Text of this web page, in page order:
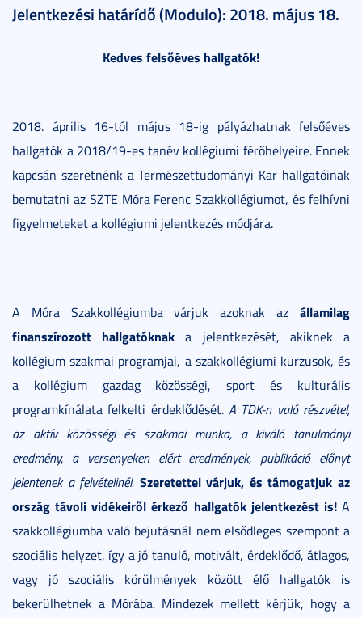
Jelentkezési határídő (Modulo): 2018. május 18.
Kedves felsőéves hallgatók!
2018. április 16-tól május 18-ig pályázhatnak felsőéves
hallgatók a 2018/19-es tanév kollégiumi férőhelyeire. Ennek
kapcsán szeretnénk a Természettudományi Kar hallgatóinak
bemutatni az SZTE Móra Ferenc Szakkollégiumot, és felhívni
figyelmeteket a kollégiumi jelentkezés módjára.
A Móra Szakkollégiumba várjuk azoknak az államilag
finanszírozott hallgatóknak a jelentkezését, akiknek a
kollégium szakmai programjai, a szakkollégiumi kurzusok, és
a kollégium gazdag közösségi, sport és kulturális
programkínálata felkelti érdeklődését. A TDK-n való részvétel,
az aktív közösségi és szakmai munka, a kiváló tanulmányi
eredmény, a versenyeken elért eredmények, publikáció előnyt
jelentenek a felvételinél. Szeretettel várjuk, és támogatjuk az
ország távoli vidékeiről érkező hallgatók jelentkezést is!A
szakkollégiumba való bejutásnál nem elsődleges szempont a
szociális helyzet, így a jó tanuló, motivált, érdeklődő, átlagos,
vagy jó szociális körülmények között élő hallgatók is
bekerülhetnek a Mórába. Mindezek mellett kérjük, hogy a